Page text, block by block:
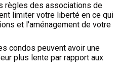
règles des associations de
limiter votre liberté en ce qui
et l'aménagement de votre
condos peuvent avoir une
plus lente par rapport aux